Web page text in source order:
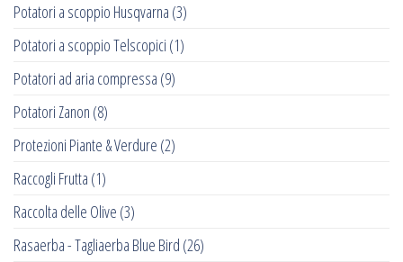
Potatori a scoppio Husqvarna (3)
Potatori a scoppio Telscopici (1)
Potatori ad aria compressa (9)
Potatori Zanon (8)
Protezioni Piante & Verdure (2)
Raccogli Frutta (1)
Raccolta delle Olive (3)
Rasaerba - Tagliaerba Blue Bird (26)